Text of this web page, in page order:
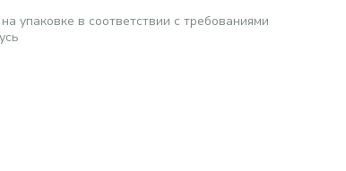
упаковке в соответствии с требованиями